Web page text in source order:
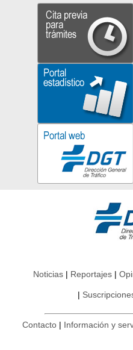
Noticias Reportajes
Contacto Información y